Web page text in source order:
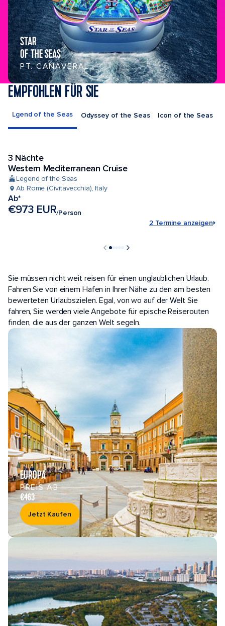
STAR
OF THE SEAS
PT. CANAVERAL
EMPFOHLEN FÜR SIE
Lgend of the Seas Odyssey of the Seas Icon of the Seas
Niedrigster Preis
3 Nächte
Western Mediterranean Cruise
Legend of the Seas
Ab Rome (Civitavecchia), Italy
Ab*
€973 EUR/Person
2 Termine anzeigen
Sie müssen nicht weit reisen für einen unglaublichen Urlaub.
Fahren Sie von einem Hafen in Ihrer Nähe zu den am besten
bewerteten Urlaubszielen. Egal, von wo auf der Welt Sie
fahren, Sie werden viele Angebote für epische Reiserouten
finden, die aus der ganzen Welt segeln.
EUROPA
PREIS AB
€463
Jetzt Kaufen